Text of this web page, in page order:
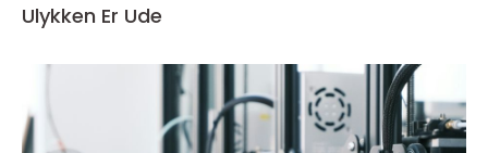
Ulykken Er Ude